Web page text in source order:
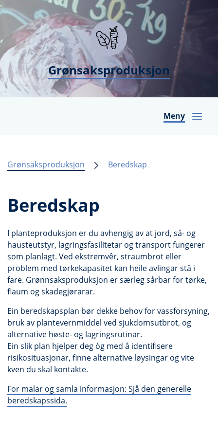
Grønsaksproduksjon
Meny
Grønsaksproduksjon Beredskap
Beredskap
I planteproduksjon er du avhengig av at jord, så- og
hausteutstyr, lagringsfasilitetar og transport fungerer
som planlagt. Ved ekstremvêr, straumbrot eller
problem med tørkekapasitet kan heile avlingar stå i
fare. Grønnsaksproduksjon er særleg sårbar for tørke,
flaum og skadegjørarar.
Ein beredskapsplan bør dekke behov for vassforsyning,
bruk av plantevernmiddel ved sjukdomsutbrot, og
alternative høste- og lagringsrutinar.
Ein slik plan hjelper deg òg med å identifisere
risikosituasjonar, finne alternative løysingar og vite
kven du skal kontakte.
For malar og samla informasjon: Sjå den generelle
beredskapssida.